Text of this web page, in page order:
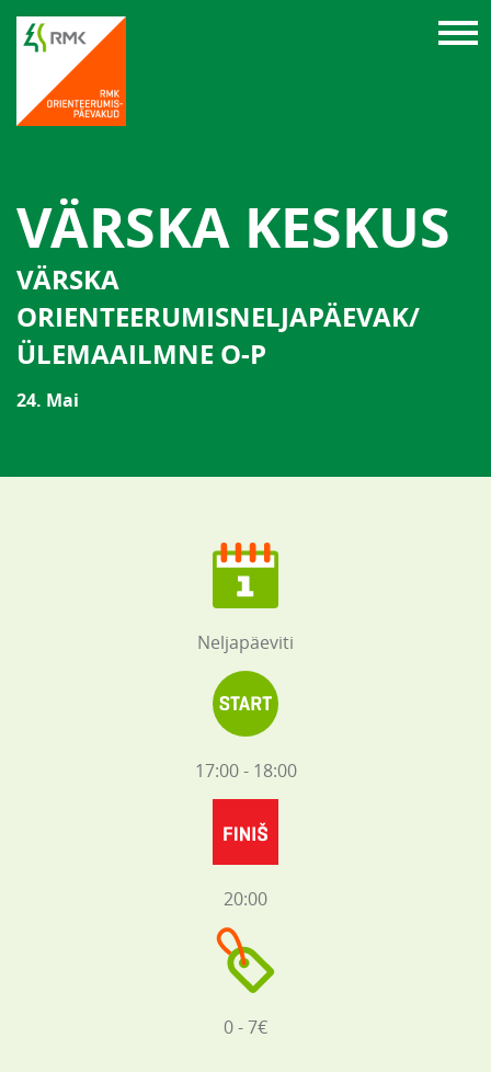
VÄRSKA KESKUS
VÄRSKA
ORIENTEERUMISNELJAPÄEVAK/
ÜLEMAAILMNE O-P
24. Mai
Neljapäeviti
17:00 - 18:00
20:00
0 - 7€